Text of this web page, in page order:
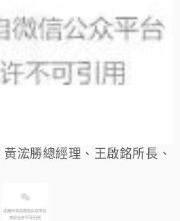
黃浤勝總經理 、王啟銘所長、